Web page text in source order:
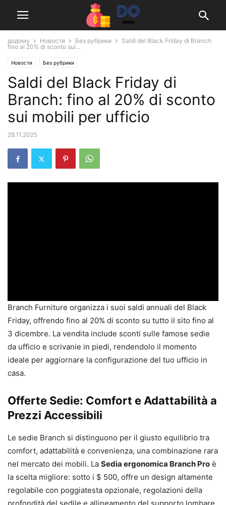
додому Новости Без рубрики
Saldi del Black Friday di Branch:
fino al 20% di sconto sui...
Новости Без рубрики
Saldi del Black Friday di
Branch: fino al 20% di sconto
sui mobili per ufficio
28.11.2025
Branch Furniture organizza i suoi saldi annuali del Black
Friday, offrendo fino al 20% di sconto su tutto il sito fino al
3 dicembre. La vendita include sconti sulle famose sedie
da ufficio e scrivanie in piedi, rendendolo il momento
ideale per aggiornare la configurazione del tuo ufficio in
casa.
Offerte Sedie: Comfort e Adattabilità a
Prezzi Accessibili
Le sedie Branch si distinguono per il giusto equilibrio tra
comfort, adattabilità e convenienza, una combinazione rara
nel mercato dei mobili. La Sedia ergonomica Branch Pro è
la scelta migliore: sotto i $ 500, offre un design altamente
regolabile con poggiatesta opzionale, regolazioni della